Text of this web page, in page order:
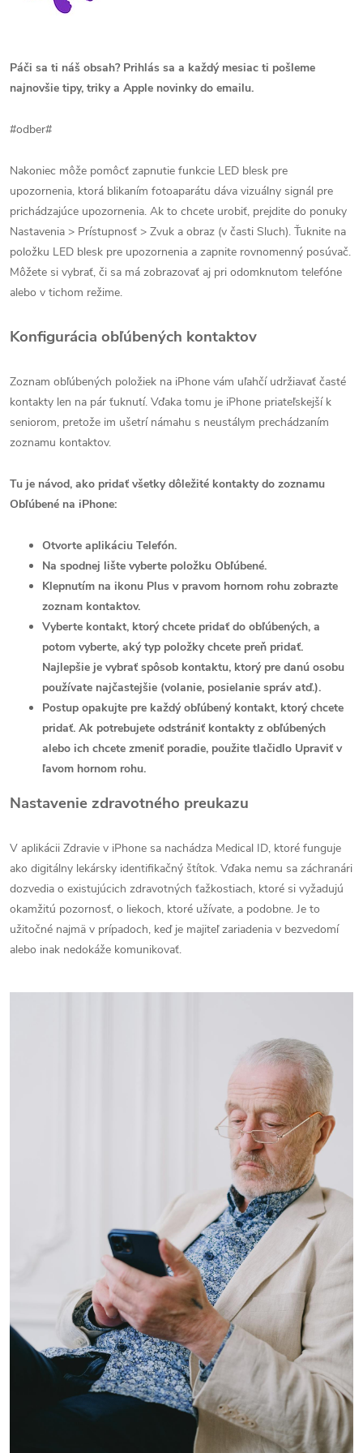
Páči sa ti náš obsah? Prihlás sa a každý mesiac ti pošleme
najnovšie tipy, triky a Apple novinky do emailu.
#odber#
Nakoniec môže pomôcť zapnutie funkcie LED blesk pre
upozornenia, ktorá blikaním fotoaparátu dáva vizuálny signál pre
prichádzajúce upozornenia. Ak to chcete urobiť, prejdite do ponuky
Nastavenia > Prístupnosť > Zvuk a obraz (v časti Sluch). Ťuknite na
položku LED blesk pre upozornenia a zapnite rovnomenný posúvač.
Môžete si vybrať, či sa má zobrazovať aj pri odomknutom telefóne
alebo v tichom režime.
Konfigurácia obľúbených kontaktov
Zoznam obľúbených položiek na iPhone vám uľahčí udržiavať časté
kontakty len na pár ťuknutí. Vďaka tomu je iPhone priateľskejší k
seniorom, pretože im ušetrí námahu s neustálym prechádzaním
zoznamu kontaktov.
Tu je návod, ako pridať všetky dôležité kontakty do zoznamu
Obľúbené na iPhone:
Otvorte aplikáciu Telefón.
Na spodnej lište vyberte položku Obľúbené.
Klepnutím na ikonu Plus v pravom hornom rohu zobrazte
zoznam kontaktov.
Vyberte kontakt, ktorý chcete pridať do obľúbených, a
potom vyberte, aký typ položky chcete preň pridať.
Najlepšie je vybrať spôsob kontaktu, ktorý pre danú osobu
používate najčastejšie (volanie, posielanie správ atď.).
Postup opakujte pre každý obľúbený kontakt, ktorý chcete
pridať. Ak potrebujete odstrániť kontakty z obľúbených
alebo ich chcete zmeniť poradie, použite tlačidlo Upraviť v
ľavom hornom rohu.
Nastavenie zdravotného preukazu
V aplikácii Zdravie v iPhone sa nachádza Medical ID, ktoré funguje
ako digitálny lekársky identifikačný štítok. Vďaka nemu sa záchranári
dozvedia o existujúcich zdravotných ťažkostiach, ktoré si vyžadujú
okamžitú pozornosť, o liekoch, ktoré užívate, a podobne. Je to
užitočné najmä v prípadoch, keď je majiteľ zariadenia v bezvedomí
alebo inak nedokáže komunikovať.